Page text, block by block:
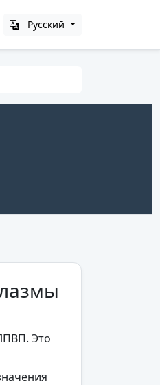
Русский
Это